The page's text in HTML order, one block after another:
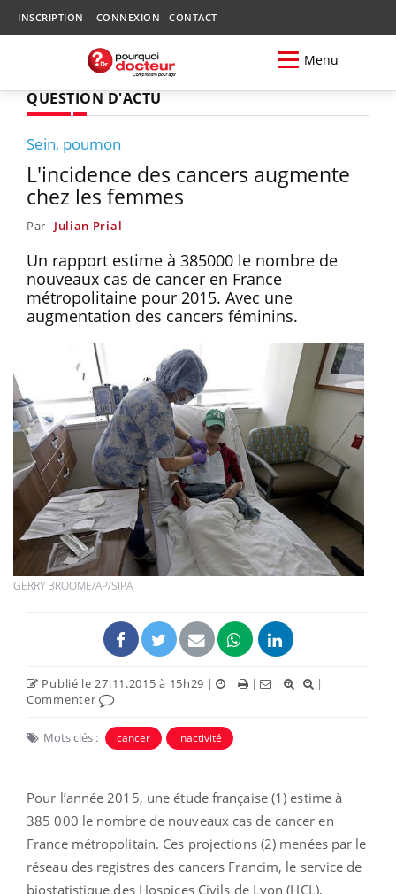
INSCRIPTION CONNEXION CONTACT
Menu
QUESTION D'ACTU
Sein, poumon
L'incidence des cancers augmente
chez les femmes
Par Julian Prial
Un rapport estime à 385000 le nombre de
nouveaux cas de cancer en France
métropolitaine pour 2015. Avec une
augmentation des cancers féminins.
GERRY BROOME/AP/SIPA
Publié le 27.11.2015 à 15h29 | | | |
|
Commenter
Mots clés : cancer inactivité
Pour l’année 2015, une étude française (1) estime à
385 000 le nombre de nouveaux cas de cancer en
France métropolitain. Ces projections (2) menées par le
réseau des registres des cancers Francim, le service de
biostatistique des Hospices Civils de Lyon (HCL),